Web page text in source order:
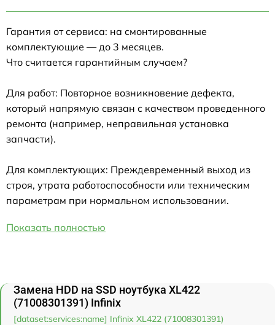
Гарантия от сервиса: на смонтированные
комплектующие — до 3 месяцев.
Что считается гарантийным случаем?
Для работ: Повторное возникновение дефекта,
который напрямую связан с качеством проведенного
ремонта (например, неправильная установка
запчасти).
Для комплектующих: Преждевременный выход из
строя, утрата работоспособности или техническим
параметрам при нормальном использовании.
Показать полностью
Замена HDD на SSD ноутбука XL422
(71008301391) Infinix
[dataset:services:name] Infinix XL422 (71008301391)